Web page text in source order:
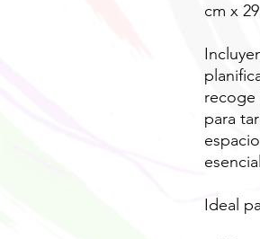
cm x
recoge
para
Ideal